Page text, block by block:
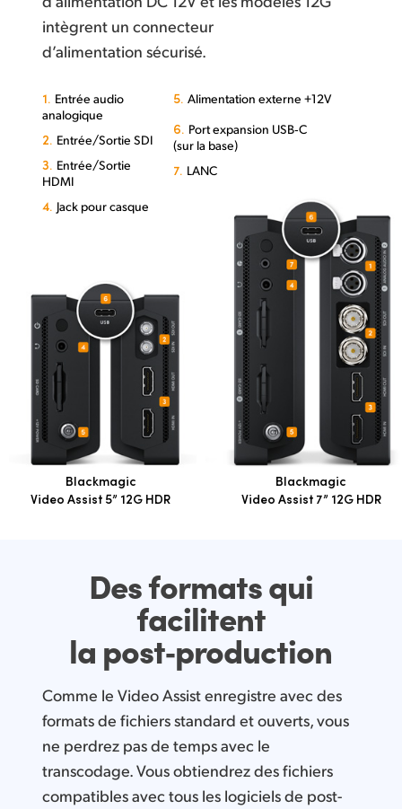
intègrent un connecteur
d’alimentation sécurisé.
1. Entrée audio
analogique
2. Entrée/Sortie SDI
3. Entrée/Sortie
HDMI
4. Jack pour casque
5. Alimentation externe +12V
6. Port expansion USB‑C
(sur la base)
7. LANC
Blackmagic
Video Assist 5” 12G HDR
Blackmagic
Video Assist 7” 12G HDR
Des formats qui
facilitent
la post‑production
Comme le Video Assist enregistre avec des
formats de fichiers standard et ouverts, vous
ne perdrez pas de temps avec le
transcodage. Vous obtiendrez des fichiers
compatibles avec tous les logiciels de post-